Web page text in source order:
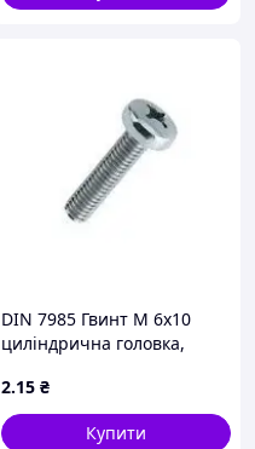
DIN 7985 Гвинт М 6х10
циліндрична головка,
2.15 ₴
Купити